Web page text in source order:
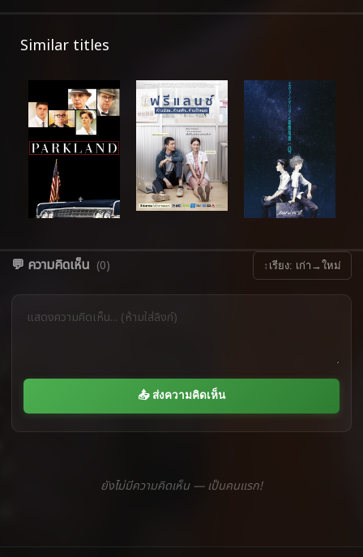
Similar titles
💬 ความคิดเห็น (0) ↕ เรียง: เก่า→ใหม่
📤 ส่งความคิดเห็น
ยังไม่มีความคิดเห็น — เป็นคนแรก!